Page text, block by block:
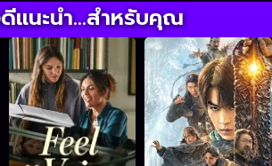
แนะนำ...สำหรับคุณ